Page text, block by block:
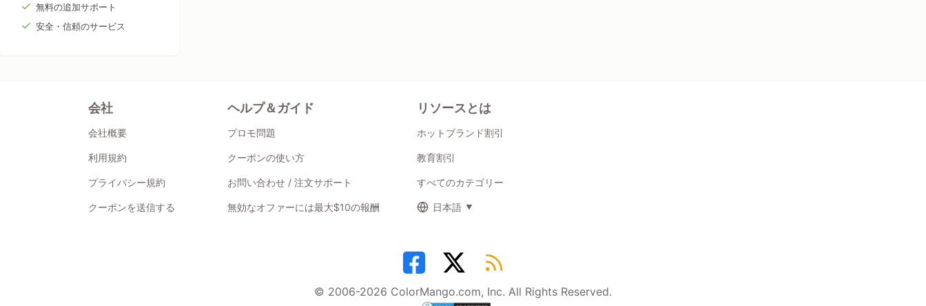
無料の追加サポート
安全・信頼のサービス
会社
会社概要
利用規約
プライバシー規約
クーポンを送信する
ヘルプ＆ガイド
プロモ問題
クーポンの使い方
お問い合わせ / 注文サポート
無効なオファーには最大$10の報酬
リソースとは
ホットブランド割引
教育割引
すべてのカテゴリー
日本語
© 2006-2026 ColorMango.com, Inc. All Rights Reserved.